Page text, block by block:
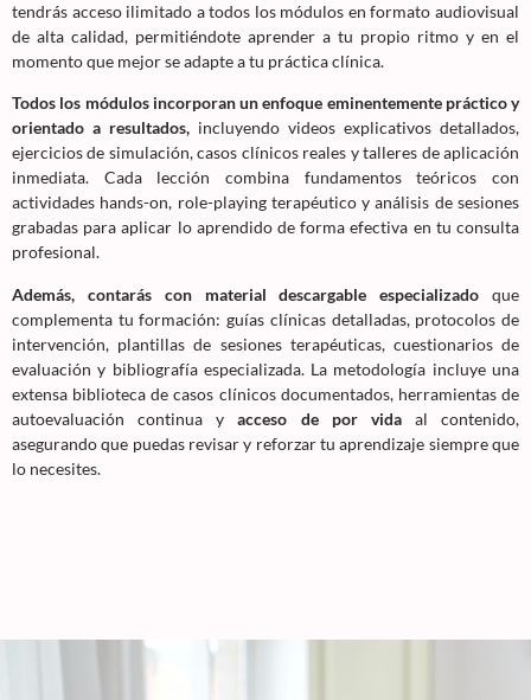
tendrás acceso ilimitado a todos los módulos en formato audiovisual
de alta calidad, permitiéndote aprender a tu propio ritmo y en el
momento que mejor se adapte a tu práctica clínica.
Todos los módulos incorporan un enfoque eminentemente práctico y
orientado a resultados, incluyendo videos explicativos detallados,
ejercicios de simulación, casos clínicos reales y talleres de aplicación
inmediata. Cada lección combina fundamentos teóricos con
actividades hands-on, role-playing terapéutico y análisis de sesiones
grabadas para aplicar lo aprendido de forma efectiva en tu consulta
profesional.
Además, contarás con material descargable especializado que
complementa tu formación: guías clínicas detalladas, protocolos de
intervención, plantillas de sesiones terapéuticas, cuestionarios de
evaluación y bibliografía especializada. La metodología incluye una
extensa biblioteca de casos clínicos documentados, herramientas de
autoevaluación continua yacceso de por vidaal contenido,
asegurando que puedas revisar y reforzar tu aprendizaje siempre que
lo necesites.